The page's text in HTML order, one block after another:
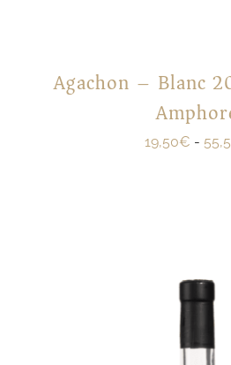
Agachon – Blanc
19,50€ -